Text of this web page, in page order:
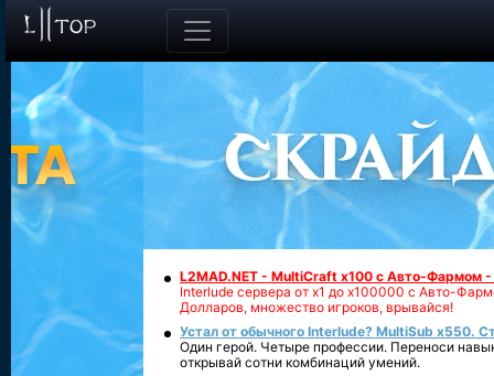
L2MAD.NET - MultiCraft x100 с Авто-Фармом
Interlude сервера от х1 до х100000 с Авто-
Долларов, множество игроков, врывайся!
Устал от обычного Interlude? MultiSub x550.
Один герой. Четыре профессии. Переноси
открывай сотни комбинаций умений.